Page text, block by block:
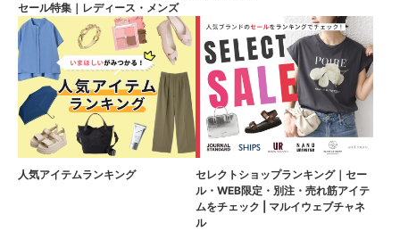
セール特集｜レディース・メンズ
人気アイテムランキング
セレクトショップランキング｜セー
ル・WEB限定・別注・売れ筋アイテ
ムをチェック | マルイウェブチャネ
ル